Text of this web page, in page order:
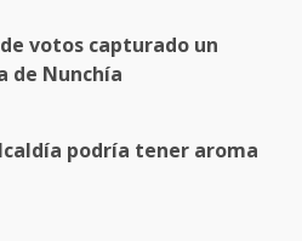
votos capturado un
de Nunchía
podría tener aroma